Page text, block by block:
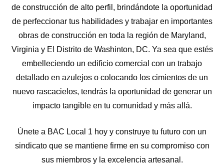
de construcción de alto perfil, brindándote la oportunidad
de perfeccionar tus habilidades y trabajar en importantes
obras de construcción en toda la región de Maryland,
Virginia y El Distrito de Washinton, DC. Ya sea que estés
embelleciendo un edificio comercial con un trabajo
detallado en azulejos o colocando los cimientos de un
nuevo rascacielos, tendrás la oportunidad de generar un
impacto tangible en tu comunidad y más allá.
Únete a BAC Local 1 hoy y construye tu futuro con un
sindicato que se mantiene firme en su compromiso con
sus miembros y la excelencia artesanal.